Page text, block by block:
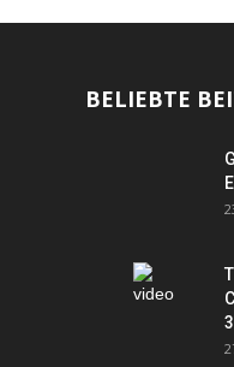
BELIEBTE